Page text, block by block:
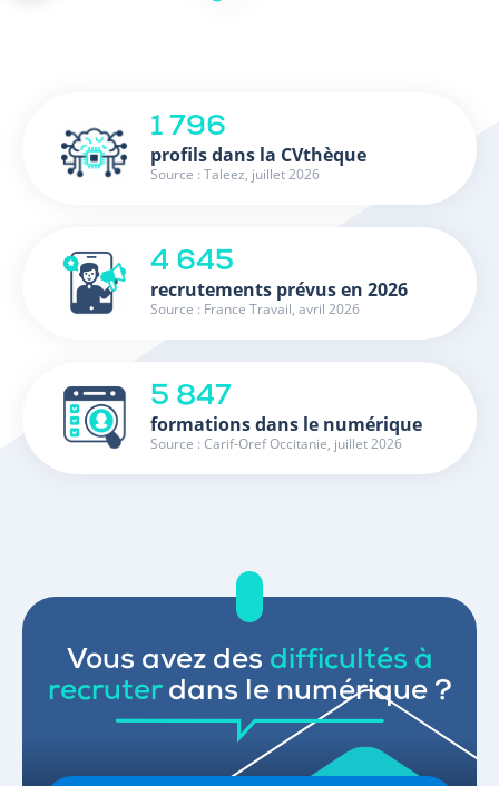
1 796
profils dans la CVthèque
Source : Taleez, juillet 2026
4 645
recrutements prévus en 2026
Source : France Travail, avril 2026
5 847
formations dans le numérique
Source : Carif-Oref Occitanie, juillet 2026
Vous avez des difficultés à
recruterdans le numérique ?